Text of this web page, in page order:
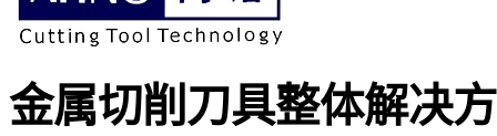
金属切削刀具整体解决